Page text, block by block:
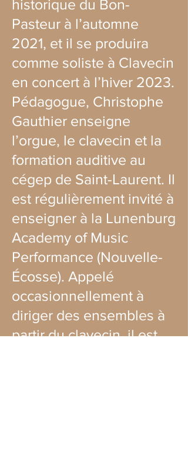
historique du Bon-
Pasteur à l’automne
2021, et il se produira
comme soliste à Clavecin
en concert à l’hiver 2023.
Pédagogue, Christophe
Gauthier enseigne
l’orgue, le clavecin et la
formation auditive au
cégep de Saint-Laurent. Il
est régulièrement invité à
enseigner à la Lunenburg
Academy of Music
Performance (Nouvelle-
Écosse). Appelé
occasionnellement à
diriger des ensembles à
partir du clavecin, il est